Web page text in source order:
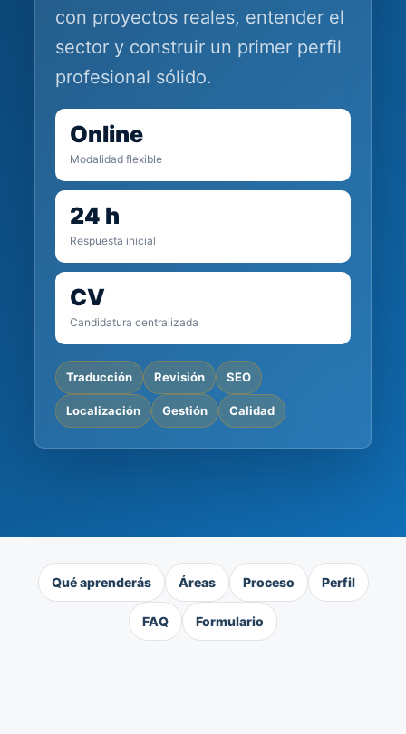
con proyectos reales, entender el
sector y construir un primer perfil
profesional sólido.
Online
Modalidad flexible
24 h
Respuesta inicial
CV
Candidatura centralizada
Traducción Revisión SEO
Localización Gestión Calidad
Qué aprenderás Áreas Proceso Perfil
FAQ Formulario